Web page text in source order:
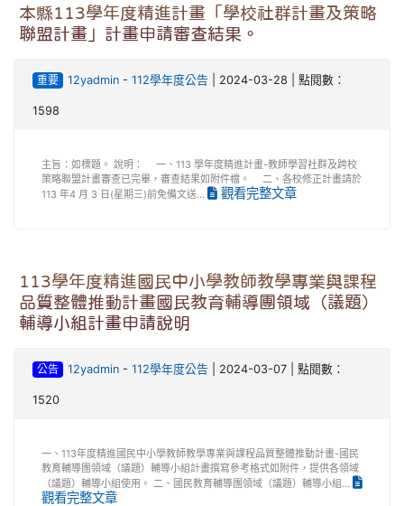
本縣113學年度精進計畫「學校社群計畫及策略
聯盟計畫」計畫申請審查結果。
重要 12yadmin- 112學年度公告 | 2024-03-28 | 點閱數：
1598
主旨：如標題。 說明： 一、113 學年度精進計畫-教師學習社群及跨校
策略聯盟計畫審查已完畢，審查結果如附件檔。 二、各校修正計畫請於
113 年4 月 3 日(星期三)前免備文送...
觀看完整文章
113學年度精進國民中小學教師教學專業與課程
品質整體推動計畫國民教育輔導團領域（議題）
輔導小組計畫申請說明
公告 12yadmin- 112學年度公告 | 2024-03-07 | 點閱數：
1520
一、113年度精進國民中小學教師教學專業與課程品質整體推動計畫-國民
教育輔導團領域（議題）輔導小組計畫撰寫參考格式如附件，提供各領域
（議題）輔導小組使用。 二、國民教育輔導團領域（議題）輔導小組...
觀看完整文章